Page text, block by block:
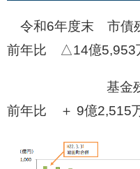
令和6年度末 市債
前年比 △14億5,953
基金残高
前年比 ＋ 9億2,515万